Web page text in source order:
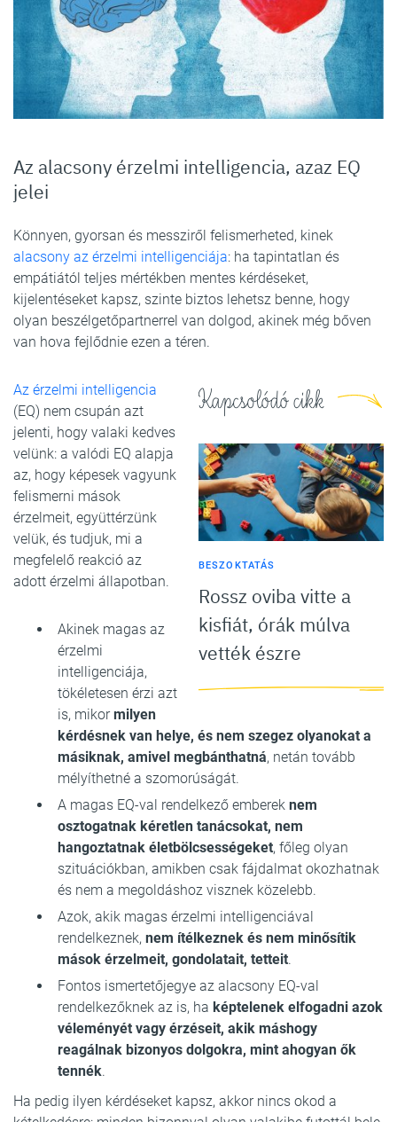
Az alacsony érzelmi intelligencia, azaz EQ
jelei
Könnyen, gyorsan és messziről felismerheted, kinek
alacsony az érzelmi intelligenciája: ha tapintatlan és
empátiától teljes mértékben mentes kérdéseket,
kijelentéseket kapsz, szinte biztos lehetsz benne, hogy
olyan beszélgetőpartnerrel van dolgod, akinek még bőven
van hova fejlődnie ezen a téren.
Kapcsolódó cikk
BESZOKTATÁS
Rossz oviba vitte a
kisfiát, órák múlva
vették észre
Az érzelmi intelligencia
(EQ) nem csupán azt
jelenti, hogy valaki kedves
velünk: a valódi EQ alapja
az, hogy képesek vagyunk
felismerni mások
érzelmeit, együttérzünk
velük, és tudjuk, mi a
megfelelő reakció az
adott érzelmi állapotban.
Akinek magas az
érzelmi
intelligenciája,
tökéletesen érzi azt
is, mikormilyen
kérdésnek van helye, és nem szegez olyanokat a
másiknak, amivel megbánthatná, netán tovább
mélyíthetné a szomorúságát.
A magas EQ-val rendelkező emberek nem
osztogatnak kéretlen tanácsokat, nem
hangoztatnak életbölcsességeket, főleg olyan
szituációkban, amikben csak fájdalmat okozhatnak
és nem a megoldáshoz visznek közelebb.
Azok, akik magas érzelmi intelligenciával
rendelkeznek, nem ítélkeznek és nem minősítik
mások érzelmeit, gondolatait, tetteit.
Fontos ismertetőjegye az alacsony EQ-val
rendelkezőknek az is, ha képtelenek elfogadni azok
véleményét vagy érzéseit, akik máshogy
reagálnak bizonyos dolgokra, mint ahogyan ők
tennék.
Ha pedig ilyen kérdéseket kapsz, akkor nincs okod a